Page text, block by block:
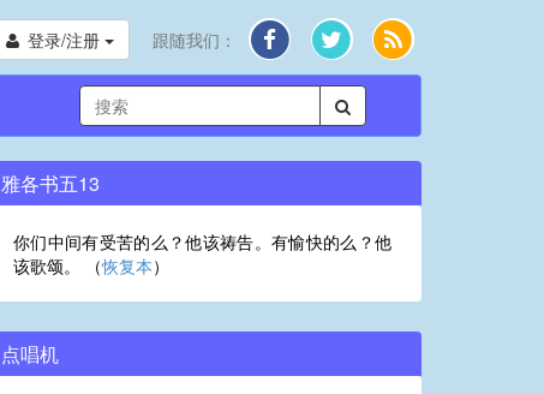
登录/注册 跟随我们：
雅各书五13
你们中间有受苦的么？他该祷告。有愉快的么？他
该歌颂。 （恢复本）
点唱机